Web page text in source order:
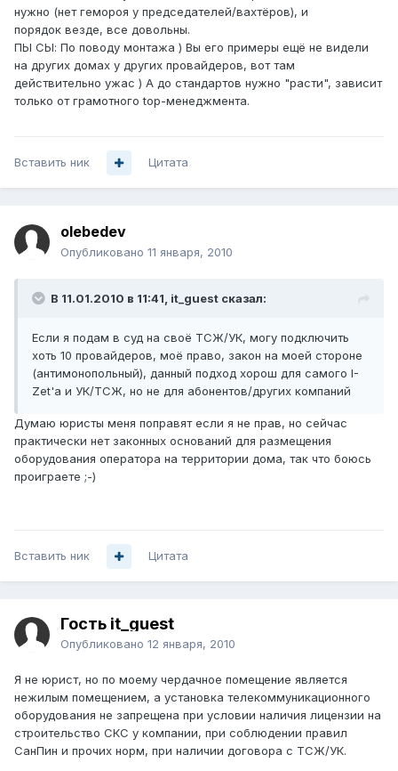
нужно (нет гемороя у председателей/вахтёров), и
порядок везде, все довольны.
ПЫ СЫ: По поводу монтажа ) Вы его примеры ещё не видели
на других домах у других провайдеров, вот там
действительно ужас ) А до стандартов нужно "расти", зависит
только от грамотного top-менеджмента.
Вставить ник Цитата
olebedev
Опубликовано 11 января, 2010
В 11.01.2010 в 11:41, it_guest сказал:
Если я подам в суд на своё ТСЖ/УК, могу подключить
хоть 10 провайдеров, моё право, закон на моей стороне
(антимонопольный), данный подход хорош для самого I-
Zet'a и УК/ТСЖ, но не для абонентов/других компаний
Думаю юристы меня поправят если я не прав, но сейчас
практически нет законных оснований для размещения
оборудования оператора на территории дома, так что боюсь
проиграете ;-)
Вставить ник Цитата
Гость it_guest
Опубликовано 12 января, 2010
Я не юрист, но по моему чердачное помещение является
нежилым помещением, а установка телекоммуникационного
оборудования не запрещена при условии наличия лицензии на
строительство СКС у компании, при соблюдении правил
СанПин и прочих норм, при наличии договора с ТСЖ/УК.